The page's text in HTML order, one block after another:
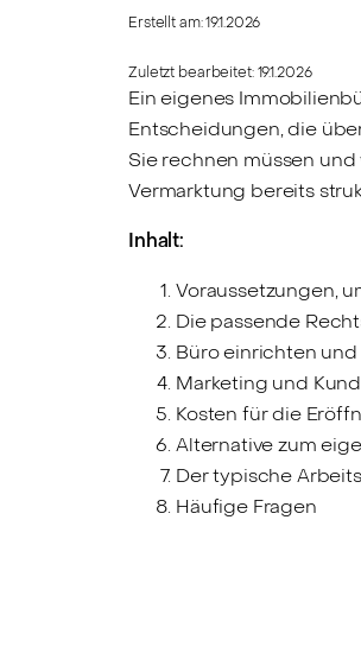
Erstellt am:19.1.2026
Zuletzt bearbeitet:19.1.2026
Ein eigenes
Entscheidungen, die
Sie rechnen müssen
Vermarktung bereits
Inhalt:
Voraussetzungen,
Die passende
Büro einrichten
Marketing und
Kosten für die
Alternative zum
Der typische
Häufige Fragen